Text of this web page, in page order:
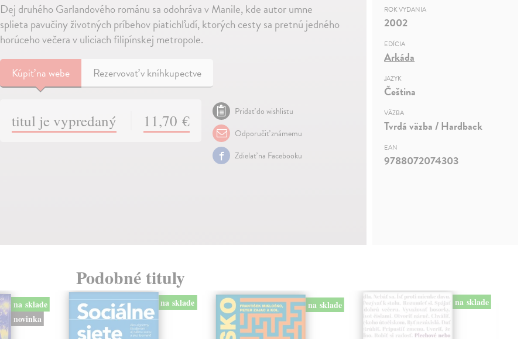
Dej druhého Garlandového románu sa odohráva v Manile, kde autor umne
splieta pavučiny životných príbehov piatichľudí, ktorých cesty sa pretnú jedného
horúceho večera v uliciach filipínskej metropole.
Kúpiťna webe Rezervovať v kníhkupectve
titul je vypredaný 11,70 €
Pridať do wishlistu
Odporučiť známemu
Zdielať na Facebooku
ROK VYDANIA
2002
EDÍCIA
Arkáda
JAZYK
Čeština
VÄZBA
Tvrdá väzba / Hardback
EAN
9788072074303
Podobné tituly
na sklade
novinka
na sklade na sklade na sklade